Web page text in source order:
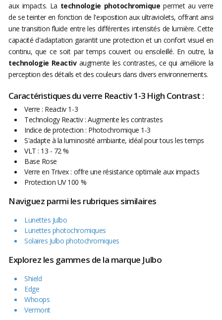
aux impacts. La technologie photochromique permet au verre
de se teinter en fonction de l'exposition aux ultraviolets, offrant ainsi
une transition fluide entre les différentes intensités de lumière. Cette
capacité d'adaptation garantit une protection et un confort visuel en
continu, que ce soit par temps couvert ou ensoleillé. En outre, la
technologie Reactivaugmente les contrastes, ce qui améliore la
perception des détails et des couleurs dans divers environnements.
Caractéristiques du verre Reactiv 1-3 High Contrast :
Verre : Reactiv 1-3
Technology Reactiv : Augmente les contrastes
Indice de protection : Photochromique 1-3
S'adapte à la luminosité ambiante, idéal pour tous les temps
VLT : 13 - 72 %
Base Rose
Verre en Trivex : offre une résistance optimale aux impacts
Protection UV 100 %
Naviguez parmi les rubriques similaires
Lunettes Julbo
Lunettes photochromiques
Solaires Julbo photochromiques
Explorez les gammes de la marque Julbo
Shield
Edge
Whoops
Vermont